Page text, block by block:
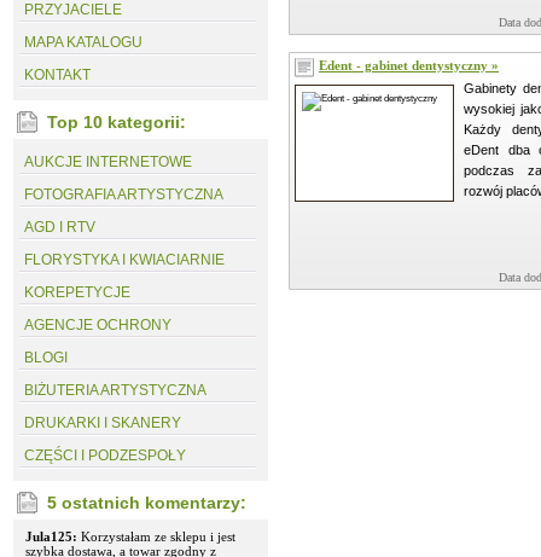
PRZYJACIELE
MAPA KATALOGU
KONTAKT
Top 10 kategorii:
AUKCJE INTERNETOWE
FOTOGRAFIA ARTYSTYCZNA
AGD I RTV
FLORYSTYKA I KWIACIARNIE
KOREPETYCJE
AGENCJE OCHRONY
BLOGI
BIŻUTERIA ARTYSTYCZNA
DRUKARKI I SKANERY
CZĘŚCI I PODZESPOŁY
5 ostatnich komentarzy:
Jula125: Korzystałam ze sklepu i jest
szybka dostawa, a towar zgodny z
Data
Edent - gabinet dentystyczny »
Gabinety
wysokiej
Każdy
eDent dba
podczas
rozwój
Data